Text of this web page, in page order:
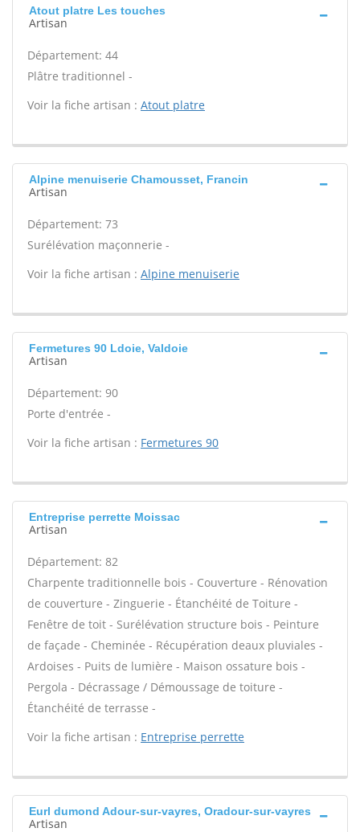
Atout platre Les touches
Artisan
Département: 44
Plâtre traditionnel -
Voir la fiche artisan : Atout platre
Alpine menuiserie Chamousset, Francin
Artisan
Département: 73
Surélévation maçonnerie -
Voir la fiche artisan : Alpine menuiserie
Fermetures 90 Ldoie, Valdoie
Artisan
Département: 90
Porte d'entrée -
Voir la fiche artisan : Fermetures 90
Entreprise perrette Moissac
Artisan
Département: 82
Charpente traditionnelle bois - Couverture - Rénovation
de couverture - Zinguerie - Étanchéité de Toiture -
Fenêtre de toit - Surélévation structure bois - Peinture
de façade - Cheminée - Récupération deaux pluviales -
Ardoises - Puits de lumière - Maison ossature bois -
Pergola - Décrassage / Démoussage de toiture -
Étanchéité de terrasse -
Voir la fiche artisan : Entreprise perrette
Eurl dumond Adour-sur-vayres, Oradour-sur-vayres
Artisan